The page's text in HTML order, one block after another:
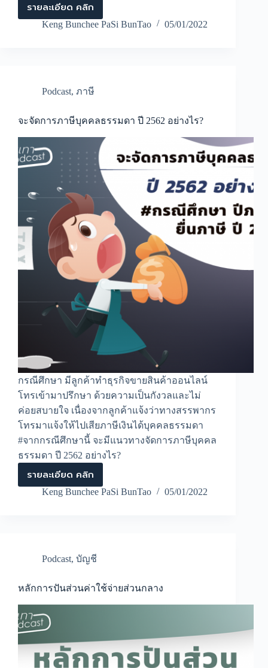
รายละเอียด คลิก
การ
วางแผน
ภาษี
วิธี
การ
Keng Bunchee PaSi BunTao 05/01/2022
Podcast, ภาษี
จะจัดการภาษีบุคคลธรรมดา ปี 2562 อย่างไร?
กรณีศึกษา มีลูกค้าทำธุรกิจขายสินค้าออนไลน์
โทรเข้ามาปรึกษา ด้วยความเป็นกังวลและไม่
ค่อยสบายใจ เนื่องจากลูกค้าแจ้งว่าทางสรรพากร
โทรมาแจ้งให้ไปเสียภาษีเงินได้บุคคลธรรมดา
#จากกรณีศึกษานี้ จะมีแนวทางจัดการภาษีบุคคล
ธรรมดา ปี 2562 อย่างไร?
รายละเอียด คลิก
จะ
จัดการ
ภาษี
อย่างไร?
Keng Bunchee PaSi BunTao 05/01/2022
Podcast, บัญชี
หลักการปันส่วนค่าใช้จ่ายส่วนกลาง